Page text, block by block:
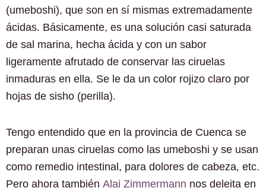
(umeboshi), que son en sí mismas extremadamente
ácidas. Básicamente, es una solución casi saturada
de sal marina, hecha ácida y con un sabor
ligeramente afrutado de conservar las ciruelas
inmaduras en ella. Se le da un color rojizo claro por
hojas de sisho (perilla).
Tengo entendido que en la provincia de Cuenca se
preparan unas ciruelas como las umeboshi y se usan
como remedio intestinal, para dolores de cabeza, etc.
Pero ahora también Alai Zimmermann nos deleita en